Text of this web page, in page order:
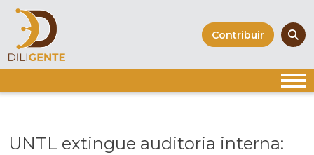
Skip
content
Contribuir
UNTL extingue auditoria interna: